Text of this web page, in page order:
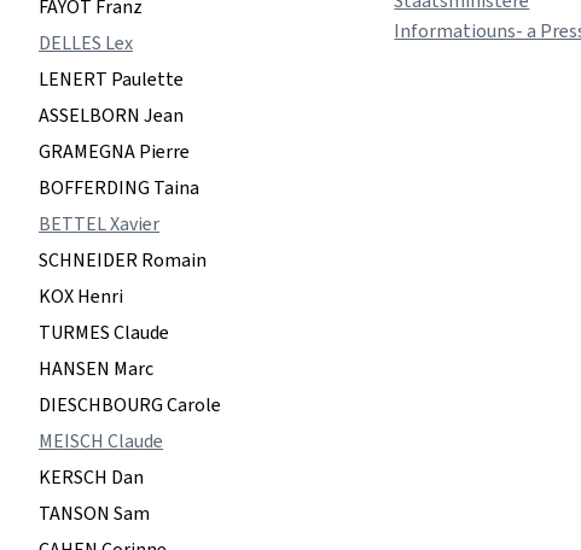
FAYOT Franz
DELLES Lex
LENERT Paulette
ASSELBORN Jean
GRAMEGNA Pierre
BOFFERDING Taina
BETTEL Xavier
SCHNEIDER Romain
KOX Henri
TURMES Claude
HANSEN Marc
DIESCHBOURG Carole
MEISCH Claude
KERSCH Dan
TANSON Sam
Informatiouns- a